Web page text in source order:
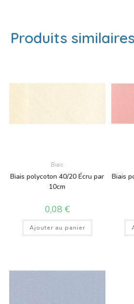
Produits similaires
Biais
Biais polycoton 40/20 Écru par
10cm
0,08 €
Ajouter au panier
Biais